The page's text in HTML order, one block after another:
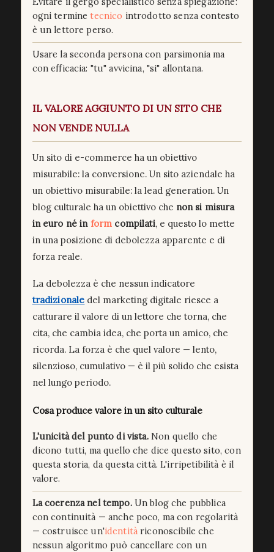
ogni terminetecnico introdotto senza contesto
è un lettore perso.
Usare la seconda persona con parsimonia ma
con efficacia: "tu" avvicina, "si" allontana.
IL VALORE AGGIUNTO DI UN SITO CHE
NON VENDE NULLA
Un sito di e-commerce ha un obiettivo
misurabile: la conversione. Un sito aziendale ha
un obiettivo misurabile: la lead generation. Un
blog culturale ha un obiettivo che non si misura
in euro né in form compilati, e questo lo mette
in una posizione di debolezza apparente e di
forza reale.
La debolezza è che nessun indicatore
tradizionale del marketing digitale riesce a
catturare il valore di un lettore che torna, che
cita, che cambia idea, che porta un amico, che
ricorda. La forza è che quel valore — lento,
silenzioso, cumulativo — è il più solido che esista
nel lungo periodo.
Cosa produce valore in un sito culturale
L'unicità del punto di vista.Non quello che
dicono tutti, ma quello che dice questo sito, con
questa storia, da questa città. L'irripetibilità è il
valore.
La coerenza nel tempo.Un blog che pubblica
con continuità — anche poco, ma con regolarità
— costruisce un'identità riconoscibile che
nessun algoritmo può cancellare con un